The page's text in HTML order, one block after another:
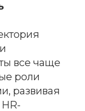
все чаще
роли
развивая